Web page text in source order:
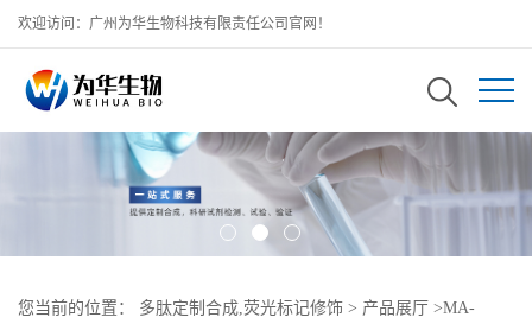
欢迎访问：广州为华生物科技有限责任公司官网！
您当前的位置： 多肽定制合成,荧光标记修饰 > 产品展厅 >MA-